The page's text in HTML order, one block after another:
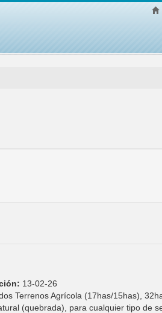
13-02-26
Terrenos Agrícola (17has/15has),
(quebrada), para cualquier tipo de